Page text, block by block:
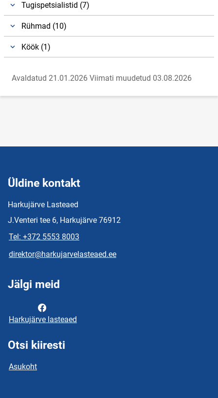
Tugispetsialistid (7)
Rühmad (10)
Köök (1)
Avaldatud 21.01.2026 Viimati muudetud 03.08.2026
Üldine kontakt
Harkujärve Lasteaed
J.Venteri tee 6, Harkujärve 76912
Tel: +372 5553 8003
direktor@harkujarvelasteaed.ee
Jälgi meid
Harkujärve lasteaed
Otsi kiiresti
Asukoht